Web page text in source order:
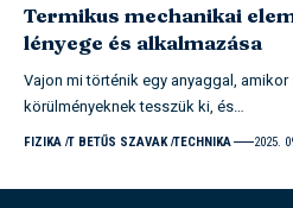
Termikus mechanikai
lényege és alkalmazása
Vajon mi történik egy anyaggal,
körülményeknek tesszük ki, és…
FIZIKA T BETŰS SZAVAK TECHNIKA 2025.